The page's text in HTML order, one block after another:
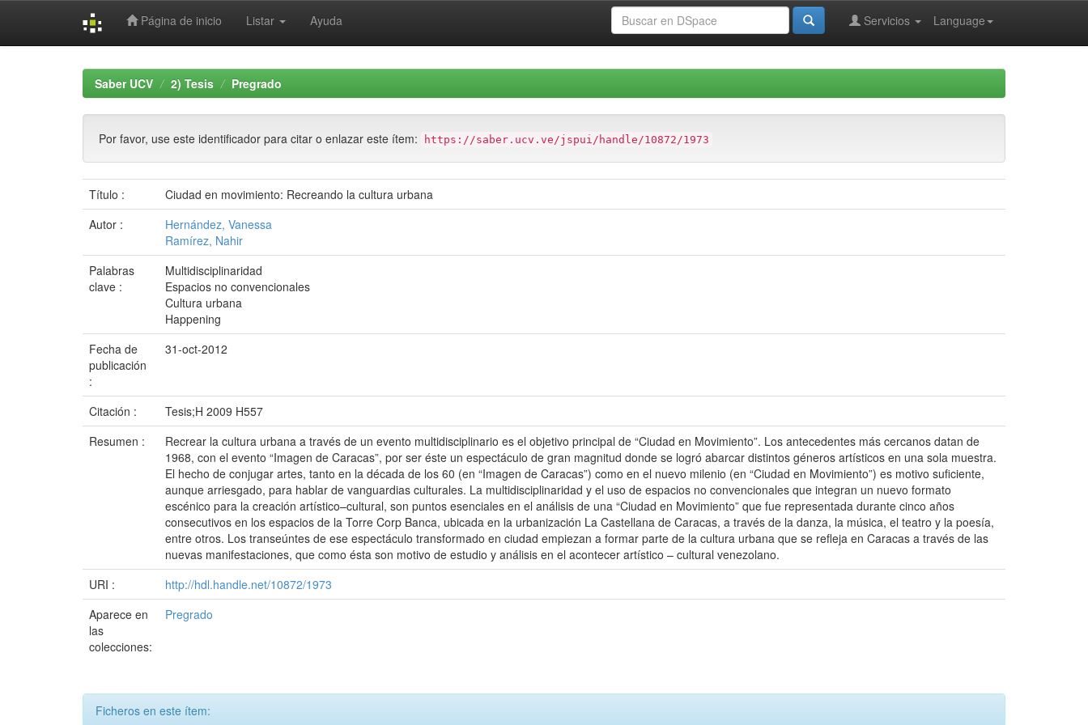
Página de inicio Listar Ayuda Language
Servicios
Saber UCV 2) Tesis Pregrado
Por favor, use este identificador para citar o enlazar este ítem: https://saber.ucv.ve/jspui/handle/10872/1973
Título :
Ciudad en movimiento: Recreando la cultura urbana
Autor :
Hernández, Vanessa
Ramírez, Nahir
Palabras
clave :
Multidisciplinaridad
Espacios no convencionales
Cultura urbana
Happening
Fecha de
publicación
:
31-oct-2012
Citación :
Tesis;H 2009 H557
Resumen :
Recrear la cultura urbana a través de un evento multidisciplinario es el objetivo principal de “Ciudad en Movimiento”. Los antecedentes más cercanos datan de
1968, con el evento “Imagen de Caracas”, por ser éste un espectáculo de gran magnitud donde se logró abarcar distintos géneros artísticos en una sola muestra.
El hecho de conjugar artes, tanto en la década de los 60 (en “Imagen de Caracas”) como en el nuevo milenio (en “Ciudad en Movimiento”) es motivo suficiente,
aunque arriesgado, para hablar de vanguardias culturales. La multidisciplinaridad y el uso de espacios no convencionales que integran un nuevo formato
escénico para la creación artístico–cultural, son puntos esenciales en el análisis de una “Ciudad en Movimiento” que fue representada durante cinco años
consecutivos en los espacios de la Torre Corp Banca, ubicada en la urbanización La Castellana de Caracas, a través de la danza, la música, el teatro y la poesía,
entre otros. Los transeúntes de ese espectáculo transformado en ciudad empiezan a formar parte de la cultura urbana que se refleja en Caracas a través de las
nuevas manifestaciones, que como ésta son motivo de estudio y análisis en el acontecer artístico – cultural venezolano.
URI :
http://hdl.handle.net/10872/1973
Aparece en
las
colecciones:
Pregrado
Ficheros en este ítem: